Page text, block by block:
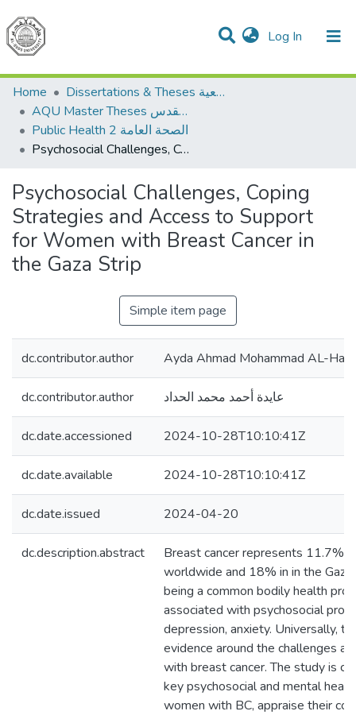
Log In (current)
Communities & Collections
Home
Dissertations & Theses الرسائل الجامعية
AQU Master Theses الرسائل الجامعية الخاصة بجامعة القدس
Public Health 2 الصحة العامة
Psychosocial Challenges, Coping Strategies and Access to Support for Women with Breast Cancer in the Gaza Strip
Psychosocial Challenges, Coping
Strategies and Access to Support
for Women with Breast Cancer in
the Gaza Strip
Simple item page
dc.contributor.author Ayda Ahmad Mohammad AL-
dc.contributor.author عايدة أحمد محمد الحداد
dc.date.accessioned 2024-10-28T10:10:41Z
dc.date.available 2024-10-28T10:10:41Z
dc.date.issued 2024-04-20
dc.description.abstract
Breast cancer represents 11.7%
worldwide and 18% in in the
being a common bodily health
associated with psychosocial
depression, anxiety. Universally,
evidence around the challenges
with breast cancer. The study is
key psychosocial and mental
women with BC, appraise their